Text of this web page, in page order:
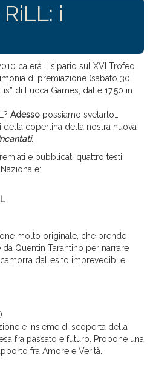
i
calerà il sipario sul XVI Trofeo
di premiazione (sabato 30
di Lucca Games, dalle 17.50 in
Adesso possiamo svelarlo…
copertina della nostra nuova
.
e pubblicati quattro testi.
molto originale, che prende
Quentin Tarantino per narrare
dall’esito imprevedibile
e insieme di scoperta della
fra passato e futuro. Propone una
fra Amore e Verità.